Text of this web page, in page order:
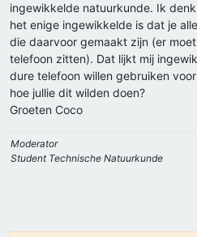
ingewikkelde natuurkunde. Ik
het enige ingewikkelde is dat je
die daarvoor gemaakt zijn (er
telefoon zitten). Dat lijkt mij
dure telefoon willen gebruiken
hoe jullie dit wilden doen?
Groeten Coco
Moderator
Student Technische Natuurkunde